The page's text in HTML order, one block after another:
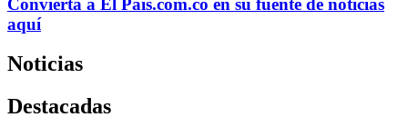
aquí
Noticias
Destacadas